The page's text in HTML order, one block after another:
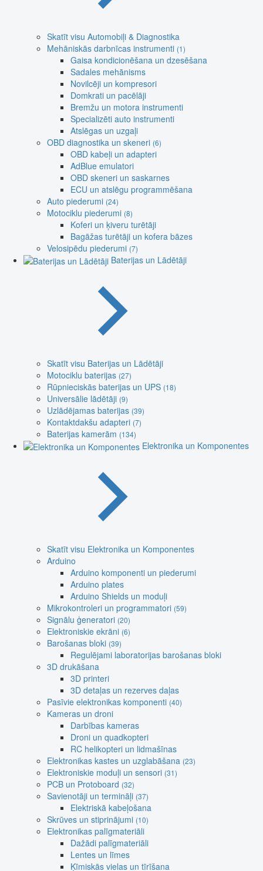
Skatīt visu Automobiļi & Diagnostika
Mehāniskās darbnīcas instrumenti (1)
Gaisa kondicionēšana un dzesēšana
Sadales mehānisms
Novilcēji un kompresori
Domkrati un pacēlāji
Bremžu un motora instrumenti
Specializēti auto instrumenti
Atslēgas un uzgaļi
OBD diagnostika un skeneri (6)
OBD kabeļi un adapteri
AdBlue emulatori
OBD skeneri un saskarnes
ECU un atslēgu programmēšana
Auto piederumi (24)
Motociklu piederumi (8)
Koferi un ķiveru turētāji
Bagāžas turētāji un kofera bāzes
Velosipēdu piederumi (7)
Baterijas un Lādētāji
Skatīt visu Baterijas un Lādētāji
Motociklu baterijas (27)
Rūpnieciskās baterijas un UPS (18)
Universālie lādētāji (9)
Uzlādējamas baterijas (39)
Kontaktdakšu adapteri (7)
Baterijas kamerām (134)
Elektronika un Komponentes
Skatīt visu Elektronika un Komponentes
Arduino
Arduino komponenti un piederumi
Arduino plates
Arduino Shields un moduļi
Mikrokontroleri un programmatori (59)
Signālu ģeneratori (20)
Elektroniskie ekrāni (6)
Barošanas bloki (39)
Regulējami laboratorijas barošanas bloki
3D drukāšana
3D printeri
3D detaļas un rezerves daļas
Pasīvie elektronikas komponenti (40)
Kameras un droni
Darbības kameras
Droni un quadkopteri
RC helikopteri un lidmašīnas
Elektronikas kastes un uzglabāšana (23)
Elektroniskie moduļi un sensori (31)
PCB un Protoboard (32)
Savienotāji un termināļi (37)
Elektriskā kabeļošana
Skrūves un stiprinājumi (10)
Elektronikas palīgmateriāli
Dažādi palīgmateriāli
Lentes un līmes
Ķīmiskās vielas un tīrīšana